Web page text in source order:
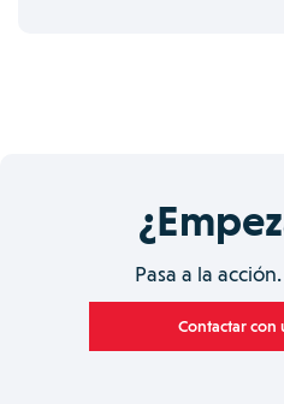
Pasa a la
Contactar